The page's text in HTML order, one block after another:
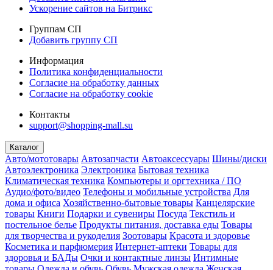
Ускорение сайтов на Битрикс
Группам СП
Добавить группу СП
Информация
Политика конфиденциальности
Согласие на обработку данных
Согласие на обработку cookie
Контакты
support@shopping-mall.su
Каталог
Авто/мототовары Автозапчасти Автоаксессуары Шины/диски
Автоэлектроника Электроника Бытовая техника
Климатическая техника Компьютеры и оргтехника / ПО
Аудио/фото/видео Телефоны и мобильные устройства Для
дома и офиса Хозяйственно-бытовые товары Канцелярские
товары Книги Подарки и сувениры Посуда Текстиль и
постельное белье Продукты питания, доставка еды Товары
для творчества и рукоделия Зоотовары Красота и здоровье
Косметика и парфюмерия Интернет-аптеки Товары для
здоровья и БАДы Очки и контактные линзы Интимные